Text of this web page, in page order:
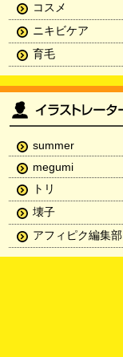
コスメ
ニキビケア
育毛
summer
megumi
トリ
壊子
アフィピク編集部